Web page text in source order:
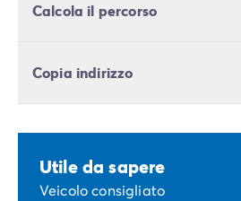
Calcola il percorso
Copia indirizzo
Utile da sapere
Veicolo consigliato